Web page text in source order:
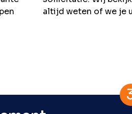
altijd weten of we je